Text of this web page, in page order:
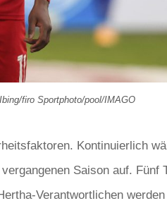
firo Sportphoto/pool/IMAGO
Kontinuierlich
Saison auf. Fünf
Verantwortlichen